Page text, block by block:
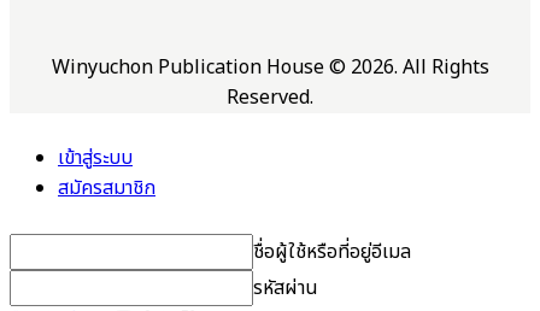
Winyuchon Publication House © 2026. All Rights
Reserved.
เข้าสู่ระบบ
สมัครสมาชิก
ชื่อผู้ใช้หรือที่อยู่อีเมล
รหัสผ่าน